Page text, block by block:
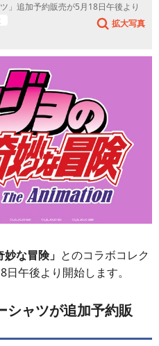
」追加予約販売が5月18日午後より
拡大写真
妙な冒険」 とのコラボコレク
午後より開始します。
ャツが追加予約販